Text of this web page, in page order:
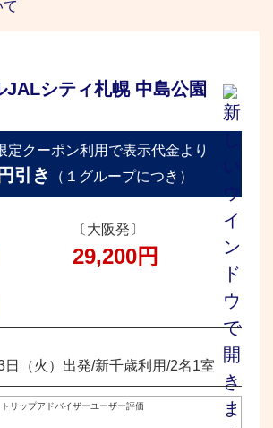
JALシティ札幌 中島公園
定クーポン利用で表示代金より
引き （１グループにつき）
〔大阪発〕
29,200円
（火）出発/新千歳利用/2名1室
トリップアドバイザーユーザー評価